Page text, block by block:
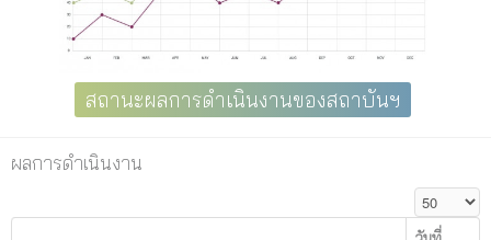
สถานะผลการดำเนินงานของสถาบันฯ
ผลการดำเนินงาน
แสดง #